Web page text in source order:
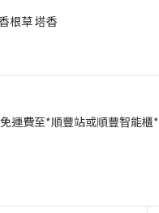
根草 塔香
運費至*順豐站或順豐智能櫃*